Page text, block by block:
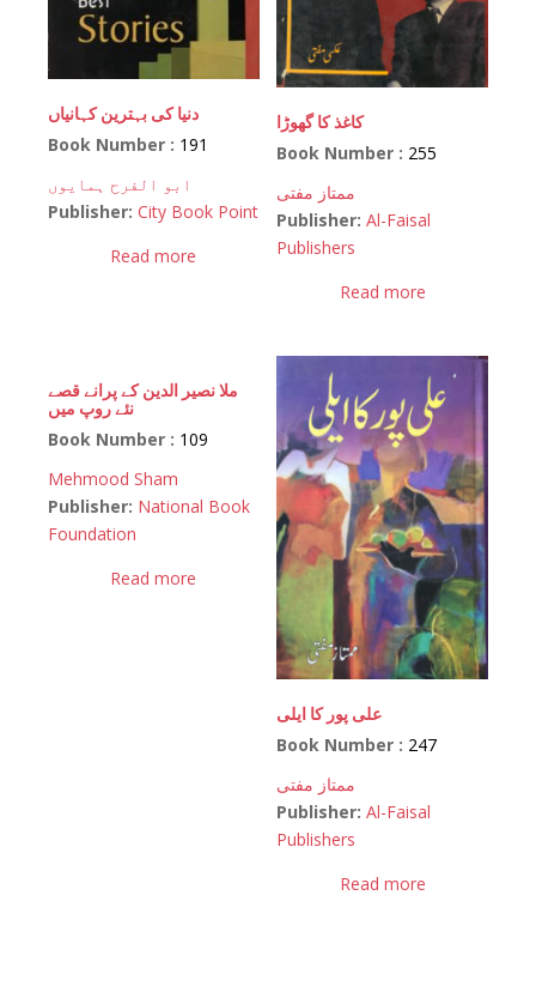
دنیا کی بہترین کہانیاں
Book Number : 191
ابو الفرح ہمایوں
Publisher: City Book Point
Read more
کاغذ کا گھوڑا
Book Number : 255
ممتاز مفتی
Publisher: Al-Faisal
Publishers
Read more
ملا نصیر الدین کے پرانے قصے
نئے روپ میں
Book Number : 109
Mehmood Sham
Publisher: National Book
Foundation
Read more
علی پور کا ایلی
Book Number : 247
ممتاز مفتی
Publisher: Al-Faisal
Publishers
Read more